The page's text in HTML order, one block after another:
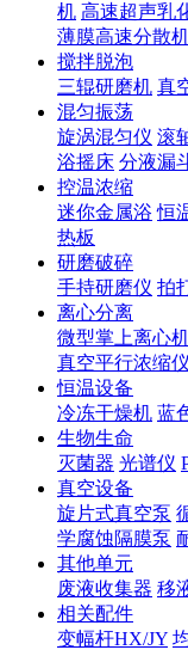
机 高速超声乳
薄膜高速分散
搅拌脱泡
三辊研磨机 真
混匀振荡
旋涡混匀仪 滚
浴摇床 分液漏
控温浓缩
迷你金属浴 恒
热板
研磨破碎
手持研磨仪 拍
离心分离
微型掌上离心
真空平行浓缩仪
恒温设备
冷冻干燥机 蓝
生物生命
灭菌器 光谱仪
真空设备
旋片式真空泵
学腐蚀隔膜泵
其他单元
废液收集器 移
相关配件
变幅杆HX/JY